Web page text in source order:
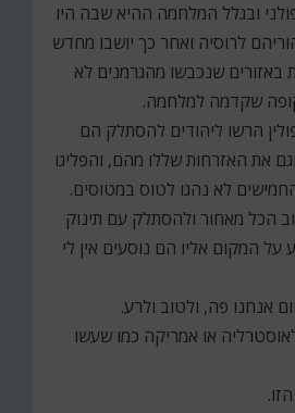
ובגלל המלחמה ההיא שבה היו
לרוסיה ואחר כך יושבו מחדש
באזורים שנכבשו מהגרמנים לא
שקדמה למלחמה.
הרשו ליהודים להסתלק הם
את האזרחות שללו מהם, והפליגו
לא נהגו לטוס במטוסים.
הכל מאחור ולהסתלק עם תינוק
על המקום אליו הם נוסעים אין לי
אנחנו פה, ולטוב ולרע.
או אמריקה כמו שעשו